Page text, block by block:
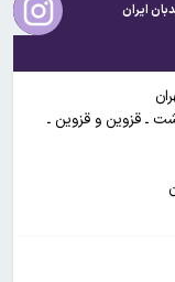
ایران
ـ قزوین و قزوین ـ